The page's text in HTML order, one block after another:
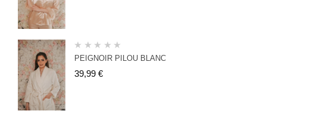
PEIGNOIR PILOU BLANC
39,99 €